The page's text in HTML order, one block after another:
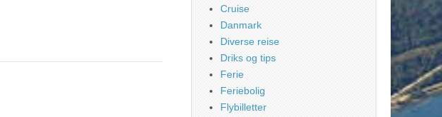
Cruise
Danmark
Diverse reise
Driks og tips
Ferie
Feriebolig
Flybilletter